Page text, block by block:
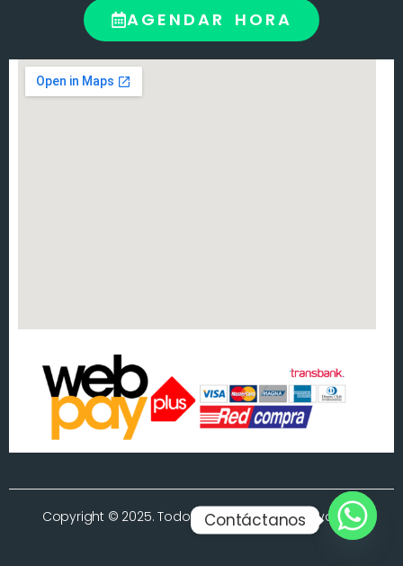
AGENDAR HORA
Copyright © 2025. Todos los derechos reservados.
Contáctanos